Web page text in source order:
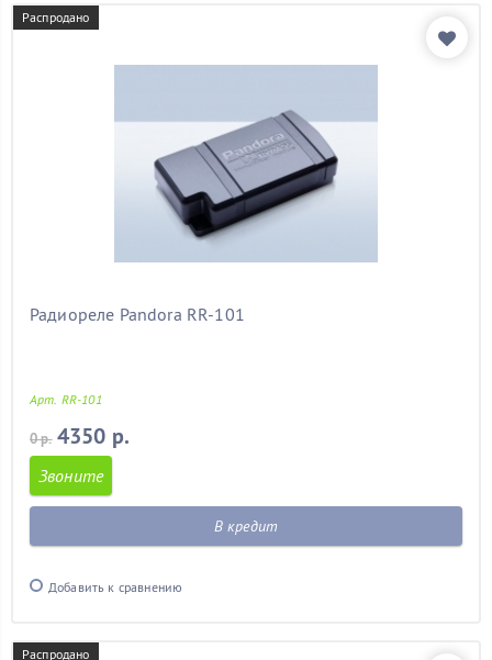
Распродано
Радиореле Pandora RR-101
Арт. RR-101
0 р. 4350 р.
Звоните
В кредит
Добавить к сравнению
Распродано